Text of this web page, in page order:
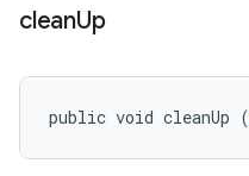
cleanUp
public void cleanUp (